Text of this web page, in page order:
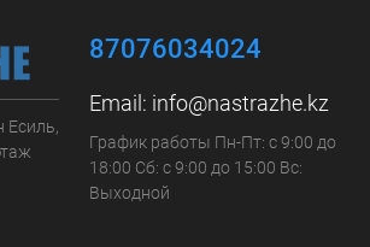
Есиль,
87076034024
Email: info@nastrazhe.kz
График работы Пн-Пт: с 9:00 до
18:00 Сб: с 9:00 до 15:00 Вс:
Выходной